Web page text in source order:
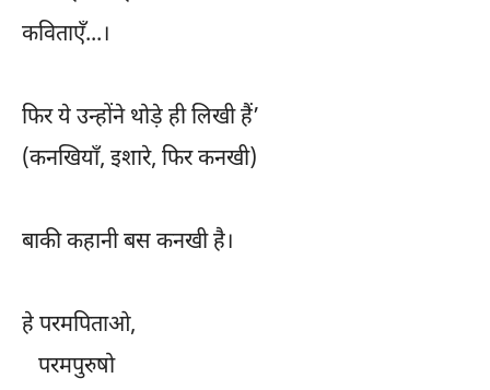
कविताएँ...।
फिर ये उन्होंने थोड़े ही लिखी हैं’
(कनखियाँ, इशारे, फिर कनखी)
बाकी कहानी बस कनखी है।
हे परमपिताओ,
परमपुरुषो